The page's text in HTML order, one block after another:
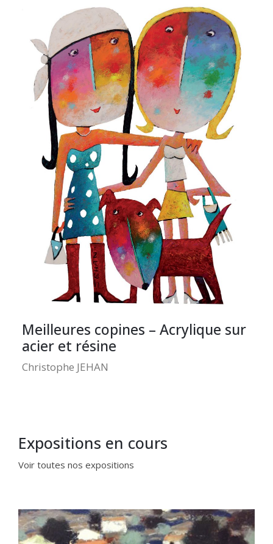
Meilleures copines – Acrylique sur
acier et résine
Christophe JEHAN
Expositions en cours
Voir toutes nos expositions